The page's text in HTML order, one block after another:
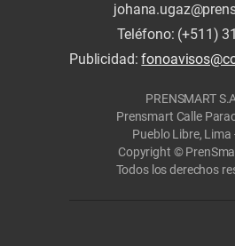
Teléfono: (+511)
Publicidad:
PRENSMART
Prensmart Calle
Pueblo Libre, Lima
Copyright ©
Todos los derechos